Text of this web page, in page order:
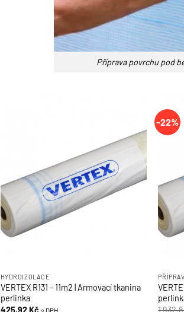
Příprava povrchu pod
HYDROIZOLACE
VERTEX R131 – 11m2 | Armovací tkanina
perlinka
425,92Kč s DPH
-22%
1